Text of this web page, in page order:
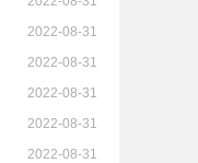
2022-08-31
2022-08-31
2022-08-31
2022-08-31
2022-08-31